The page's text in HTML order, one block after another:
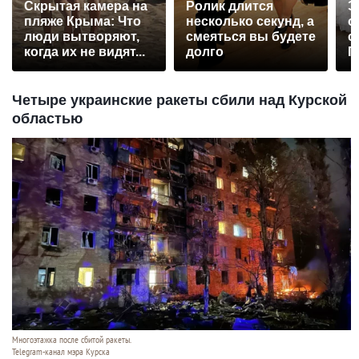
Скрытая камера на
пляже Крыма: Что
люди вытворяют,
когда их не видят...
Ролик длится
несколько секунд, а
смеяться вы будете
долго
Четыре украинские ракеты сбили над Курской
областью
Многоэтажка после сбитой ракеты.
Telegram-канал мэра Курска